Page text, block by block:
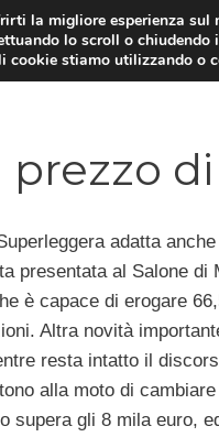
prezzo
adatta
presentata al Salone di
è capace di erogare
Altra novità
resta intatto il
alla moto di
supera gli 8 mila euro,
la migliore esperienza sul
lo scroll o
cookie stiamo utilizzando o